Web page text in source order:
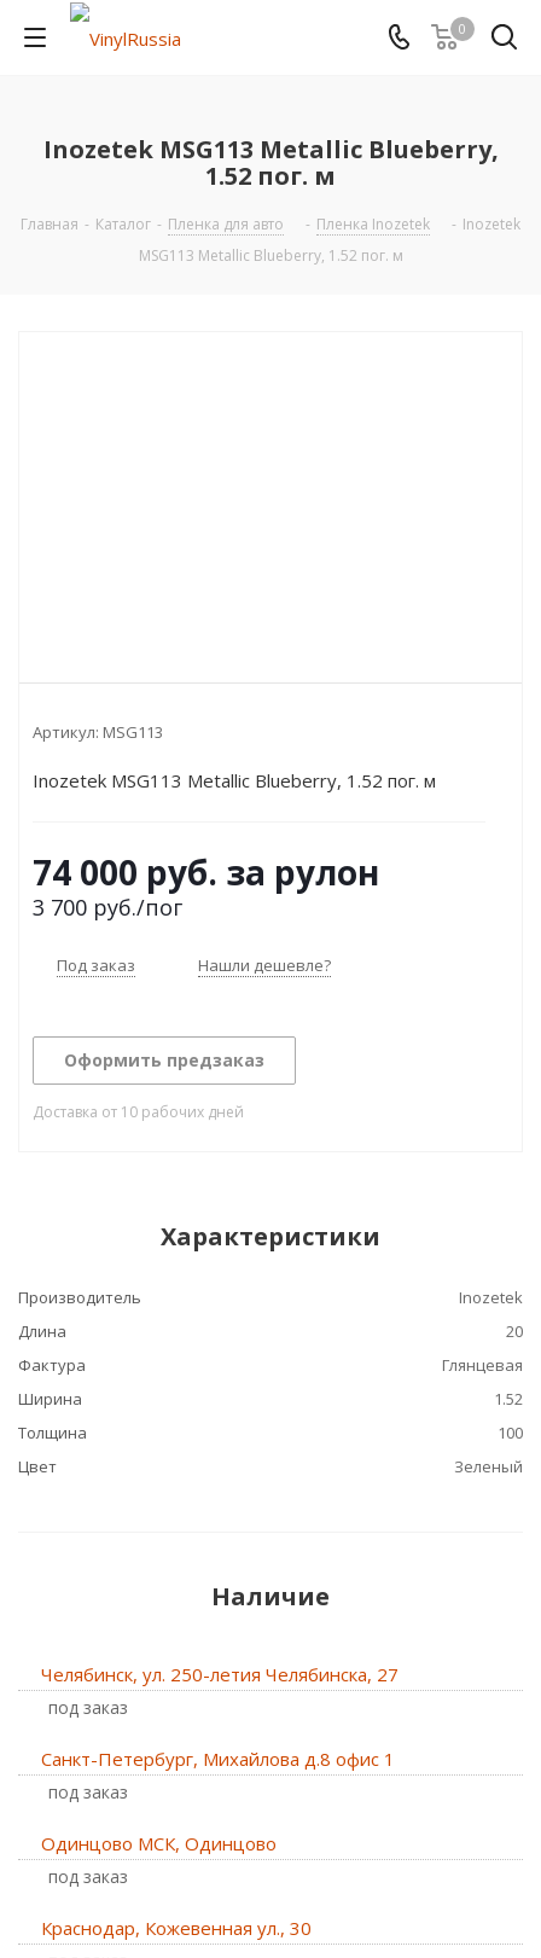
0
Inozetek MSG113 Metallic Blueberry,
1.52 пог. м
Главная - Каталог - Пленка для авто - Пленка Inozetek - Inozetek
MSG113 Metallic Blueberry, 1.52 пог. м
Артикул: MSG113
Inozetek MSG113 Metallic Blueberry, 1.52 пог. м
74 000 руб. за рулон
3 700 руб./пог
Под заказ Нашли дешевле?
Оформить предзаказ
Доставка от 10 рабочих дней
Характеристики
Производитель
Inozetek
Длина
20
Фактура
Глянцевая
Ширина
1.52
Толщина
100
Цвет
Зеленый
Наличие
Челябинск, ул. 250-летия Челябинска, 27
Под заказ
Санкт-Петербург, Михайлова д.8 офис 1
Под заказ
Одинцово МСК, Одинцово
Под заказ
Краснодар, Кожевенная ул., 30